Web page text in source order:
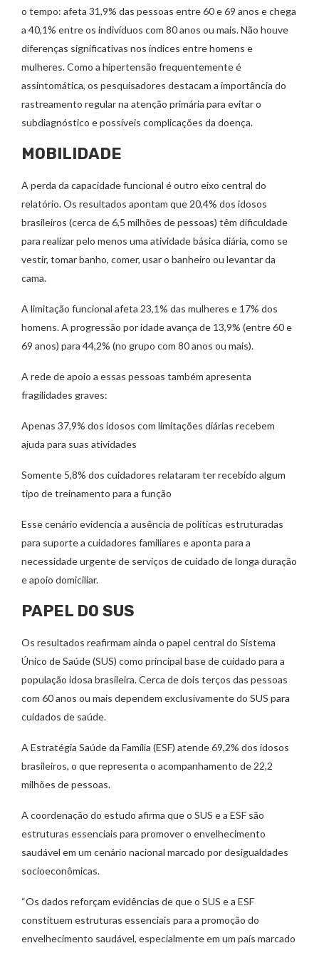
o tempo: afeta 31,9% das pessoas entre 60 e 69 anos e chega
a 40,1% entre os indivíduos com 80 anos ou mais. Não houve
diferenças significativas nos índices entre homens e
mulheres. Como a hipertensão frequentemente é
assintomática, os pesquisadores destacam a importância do
rastreamento regular na atenção primária para evitar o
subdiagnóstico e possíveis complicações da doença.
MOBILIDADE
A perda da capacidade funcional é outro eixo central do
relatório. Os resultados apontam que 20,4% dos idosos
brasileiros (cerca de 6,5 milhões de pessoas) têm dificuldade
para realizar pelo menos uma atividade básica diária, como se
vestir, tomar banho, comer, usar o banheiro ou levantar da
cama.
A limitação funcional afeta 23,1% das mulheres e 17% dos
homens. A progressão por idade avança de 13,9% (entre 60 e
69 anos) para 44,2% (no grupo com 80 anos ou mais).
A rede de apoio a essas pessoas também apresenta
fragilidades graves:
Apenas 37,9% dos idosos com limitações diárias recebem
ajuda para suas atividades
Somente 5,8% dos cuidadores relataram ter recebido algum
tipo de treinamento para a função
Esse cenário evidencia a ausência de políticas estruturadas
para suporte a cuidadores familiares e aponta para a
necessidade urgente de serviços de cuidado de longa duração
e apoio domiciliar.
PAPEL DO SUS
Os resultados reafirmam ainda o papel central do Sistema
Único de Saúde (SUS) como principal base de cuidado para a
população idosa brasileira. Cerca de dois terços das pessoas
com 60 anos ou mais dependem exclusivamente do SUS para
cuidados de saúde.
A Estratégia Saúde da Família (ESF) atende 69,2% dos idosos
brasileiros, o que representa o acompanhamento de 22,2
milhões de pessoas.
A coordenação do estudo afirma que o SUS e a ESF são
estruturas essenciais para promover o envelhecimento
saudável em um cenário nacional marcado por desigualdades
socioeconômicas.
“Os dados reforçam evidências de que o SUS e a ESF
constituem estruturas essenciais para a promoção do
envelhecimento saudável, especialmente em um país marcado